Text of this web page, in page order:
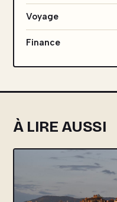
Voyage
Finance
À LIRE AUSSI